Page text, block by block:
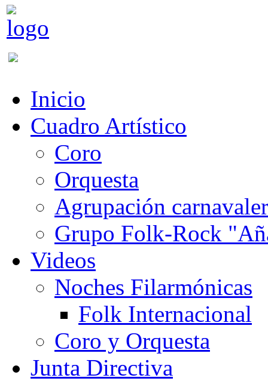
Inicio
Cuadro Artístico
Coro
Orquesta
Agrupación
Grupo Folk-Rock
Videos
Noches Filarmónicas
Folk Internacional
Coro y Orquesta
Junta Directiva